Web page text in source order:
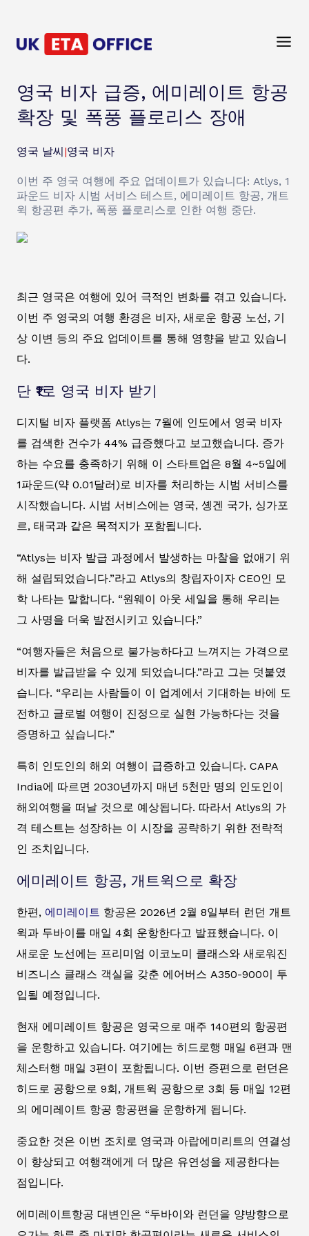
영국 비자 급증, 에미레이트 항공
확장 및 폭풍 플로리스 장애
영국 날씨|영국 비자
이번 주 영국 여행에 주요 업데이트가 있습니다: Atlys, 1
파운드 비자 시범 서비스 테스트, 에미레이트 항공, 개트
윅 항공편 추가, 폭풍 플로리스로 인한 여행 중단.
최근 영국은 여행에 있어 극적인 변화를 겪고 있습니다.
이번 주 영국의 여행 환경은 비자, 새로운 항공 노선, 기
상 이변 등의 주요 업데이트를 통해 영향을 받고 있습니
다.
단 ₹1로 영국 비자 받기
디지털 비자 플랫폼 Atlys는 7월에 인도에서 영국 비자
를 검색한 건수가 44% 급증했다고 보고했습니다. 증가
하는 수요를 충족하기 위해 이 스타트업은 8월 4~5일에
1파운드(약 0.01달러)로 비자를 처리하는 시범 서비스를
시작했습니다. 시범 서비스에는 영국, 솅겐 국가, 싱가포
르, 태국과 같은 목적지가 포함됩니다.
“Atlys는 비자 발급 과정에서 발생하는 마찰을 없애기 위
해 설립되었습니다.”라고 Atlys의 창립자이자 CEO인 모
학 나타는 말합니다. “원웨이 아웃 세일을 통해 우리는
그 사명을 더욱 발전시키고 있습니다.”
“여행자들은 처음으로 불가능하다고 느껴지는 가격으로
비자를 발급받을 수 있게 되었습니다.”라고 그는 덧붙였
습니다. “우리는 사람들이 이 업계에서 기대하는 바에 도
전하고 글로벌 여행이 진정으로 실현 가능하다는 것을
증명하고 싶습니다.”
특히 인도인의 해외 여행이 급증하고 있습니다. CAPA
India에 따르면 2030년까지 매년 5천만 명의 인도인이
해외여행을 떠날 것으로 예상됩니다. 따라서 Atlys의 가
격 테스트는 성장하는 이 시장을 공략하기 위한 전략적
인 조치입니다.
에미레이트 항공, 개트윅으로 확장
한편, 에미레이트 항공은 2026년 2월 8일부터 런던 개트
윅과 두바이를 매일 4회 운항한다고 발표했습니다. 이
새로운 노선에는 프리미엄 이코노미 클래스와 새로워진
비즈니스 클래스 객실을 갖춘 에어버스 A350-900이 투
입될 예정입니다.
현재 에미레이트 항공은 영국으로 매주 140편의 항공편
을 운항하고 있습니다. 여기에는 히드로행 매일 6편과 맨
체스터행 매일 3편이 포함됩니다. 이번 증편으로 런던은
히드로 공항으로 9회, 개트윅 공항으로 3회 등 매일 12편
의 에미레이트 항공 항공편을 운항하게 됩니다.
중요한 것은 이번 조치로 영국과 아랍에미리트의 연결성
이 향상되고 여행객에게 더 많은 유연성을 제공한다는
점입니다.
에미레이트항공 대변인은 “두바이와 런던을 양방향으로